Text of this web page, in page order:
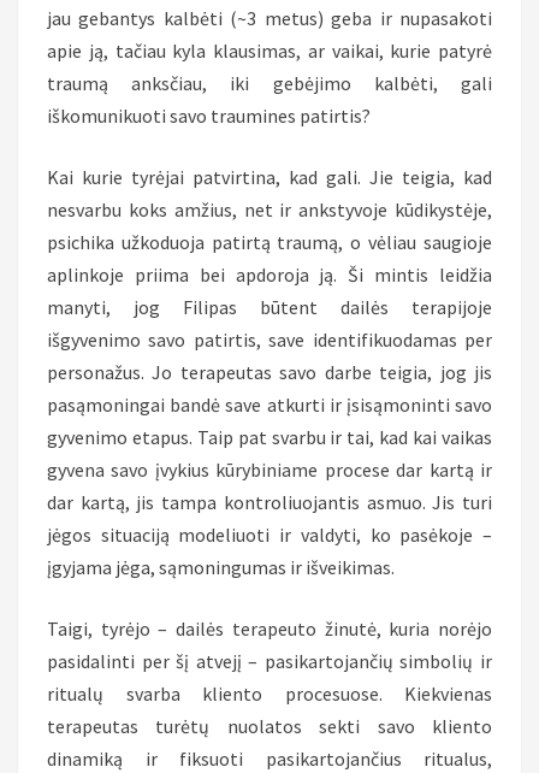
jau gebantys kalbėti (~3 metus) geba ir nupasakoti
apie ją, tačiau kyla klausimas, ar vaikai, kurie patyrė
traumą anksčiau, iki gebėjimo kalbėti, gali
iškomunikuoti savo traumines patirtis?
Kai kurie tyrėjai patvirtina, kad gali. Jie teigia, kad
nesvarbu koks amžius, net ir ankstyvoje kūdikystėje,
psichika užkoduoja patirtą traumą, o vėliau saugioje
aplinkoje priima bei apdoroja ją. Ši mintis leidžia
manyti, jog Filipas būtent dailės terapijoje
išgyvenimo savo patirtis, save identifikuodamas per
personažus. Jo terapeutas savo darbe teigia, jog jis
pasąmoningai bandė save atkurti ir įsisąmoninti savo
gyvenimo etapus. Taip pat svarbu ir tai, kad kai vaikas
gyvena savo įvykius kūrybiniame procese dar kartą ir
dar kartą, jis tampa kontroliuojantis asmuo. Jis turi
jėgos situaciją modeliuoti ir valdyti, ko pasėkoje –
įgyjama jėga, sąmoningumas ir išveikimas.
Taigi, tyrėjo – dailės terapeuto žinutė, kuria norėjo
pasidalinti per šį atvejį – pasikartojančių simbolių ir
ritualų svarba kliento procesuose. Kiekvienas
terapeutas turėtų nuolatos sekti savo kliento
dinamiką ir fiksuoti pasikartojančius ritualus,